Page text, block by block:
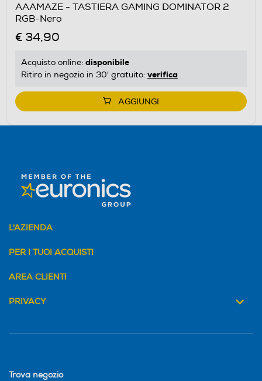
AAAMAZE - TASTIERA GAMING DOMINATOR 2
RGB-Nero
€ 34,90
Acquisto online: disponibile
Ritiro in negozio in 30' gratuito: verifica
AGGIUNGI
L'AZIENDA
PER I TUOI ACQUISTI
AREA CLIENTI
PRIVACY
Trova negozio